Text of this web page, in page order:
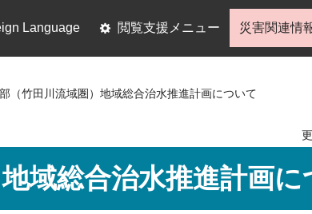
Language 閲覧支援メニュー 災害関連情
（竹田川流域圏）地域総合治水推進計画について
域総合治水推進計画に